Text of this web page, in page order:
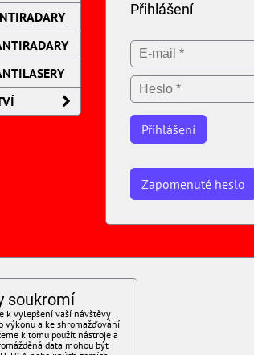
Přihlášení
Přihlášení
Zapomenuté heslo
Obchod a servis:
soukromí
k vylepšení vaší návštěvy
výkonu a ke shromažďování
k tomu použít nástroje a
data mohou být